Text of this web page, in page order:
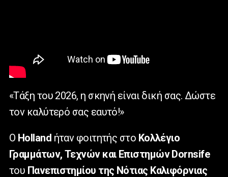
«Τάξη του 2026, η σκηνή είναι δική σας. Δώστε
τον καλύτερό σας εαυτό!»
Ο Holland ήταν φοιτητής στο Κολλέγιο
Γραμμάτων, Τεχνών και Επιστημών Dornsife
του Πανεπιστημίου της Νότιας Καλιφόρνιας